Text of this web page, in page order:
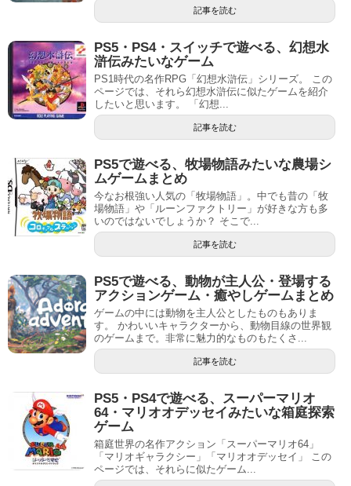
記事を読む
PS5・PS4・スイッチで遊べる、幻想水
滸伝みたいなゲーム
PS1時代の名作RPG「幻想水滸伝」シリーズ。 この
ページでは、それら幻想水滸伝に似たゲームを紹介
したいと思います。 「幻想...
記事を読む
PS5で遊べる、牧場物語みたいな農場シ
ムゲームまとめ
今なお根強い人気の「牧場物語」。中でも昔の「牧
場物語」や「ルーンファクトリー」が好きな方も多
いのではないでしょうか？ そこで...
記事を読む
PS5で遊べる、動物が主人公・登場する
アクションゲーム・癒やしゲームまとめ
ゲームの中には動物を主人公としたものもありま
す。 かわいいキャラクターから、動物目線の世界観
のゲームまで。非常に魅力的なものもたくさ...
記事を読む
PS5・PS4で遊べる、スーパーマリオ
64・マリオオデッセイみたいな箱庭探索
ゲーム
箱庭世界の名作アクション「スーパーマリオ64」
「マリオギャラクシー」「マリオオデッセイ」 この
ページでは、それらに似たゲーム...